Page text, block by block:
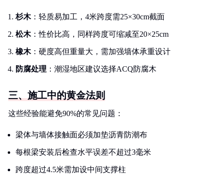
杉木：轻质易加工，4米跨度需25×30cm截面
松木：性价比高，同样跨度可缩减至20×25cm
橡木：硬度高但重量大，需加强墙体承重设计
防腐处理 ：潮湿地区建议选择ACQ防腐木
三、施工中的黄金法则
这些经验能避免90%的常见问题：
梁体与墙体接触面必须加垫沥青防潮布
每根梁安装后检查水平误差不超过3毫米
跨度超过4.5米需加设中间支撑柱